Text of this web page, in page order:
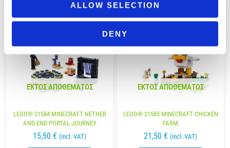
ALLOW SELECTION
DENY
ΕΚΤΌΣ ΑΠΟΘΈΜΑΤΟΣ
LEGO® 21584 MINECRAFT NETHER
AND END PORTAL JOURNEY
15,50 € (incl. VAT)
ΕΚΤΌΣ ΑΠΟΘΈΜΑΤΟΣ
LEGO® 21585 MINECRAFT CHICKEN
FARM
21,50 € (incl. VAT)